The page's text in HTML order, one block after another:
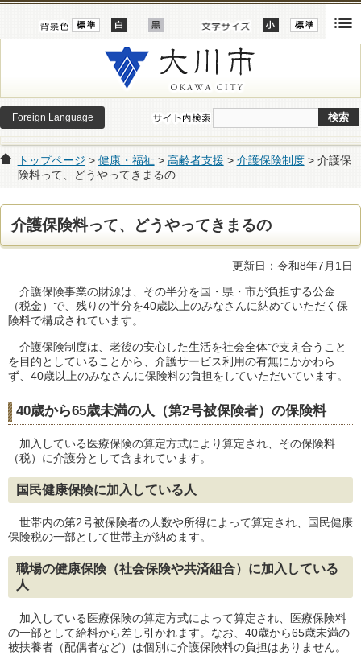
Foreign Language
トップページ > 健康・福祉 > 高齢者支援 > 介護保険制度> 介護保
険料って、どうやってきまるの
介護保険料って、どうやってきまるの
更新日：令和8年7月1日
介護保険事業の財源は、その半分を国・県・市が負担する公金
（税金）で、残りの半分を40歳以上のみなさんに納めていただく保
険料で構成されています。
介護保険制度は、老後の安心した生活を社会全体で支え合うこと
を目的としていることから、介護サービス利用の有無にかかわら
ず、40歳以上のみなさんに保険料の負担をしていただいています。
40歳から65歳未満の人（第2号被保険者）の保険料
加入している医療保険の算定方式により算定され、その保険料
（税）に介護分として含まれています。
国民健康保険に加入している人
世帯内の第2号被保険者の人数や所得によって算定され、国民健康
保険税の一部として世帯主が納めます。
職場の健康保険（社会保険や共済組合）に加入している
人
加入している医療保険の算定方式によって算定され、医療保険料
の一部として給料から差し引かれます。なお、40歳から65歳未満の
被扶養者（配偶者など）は個別に介護保険料の負担はありません。